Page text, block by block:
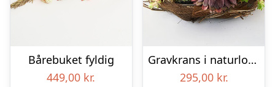
Bårebuket fyldig
449,00 kr.
Gravkrans i naturlook – Blomster til begravelse
295,00 kr.